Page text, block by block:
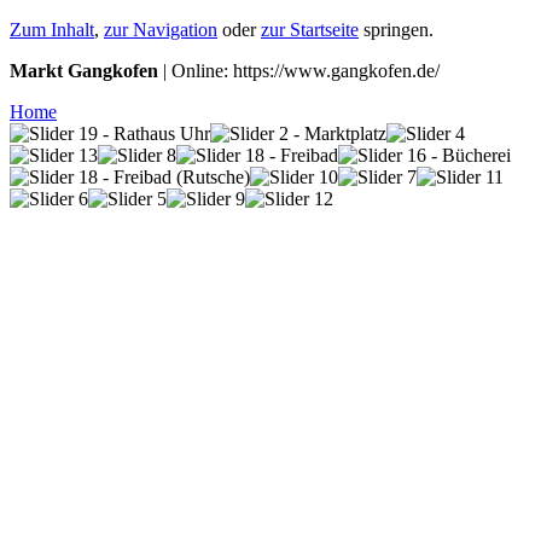
Zum Inhalt, zur Navigation oderzur Startseite springen.
Markt Gangkofen | Online: https://www.gangkofen.de/
Home